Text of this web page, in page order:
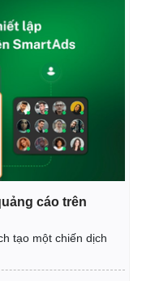
cáo trên
tạo một chiến dịch